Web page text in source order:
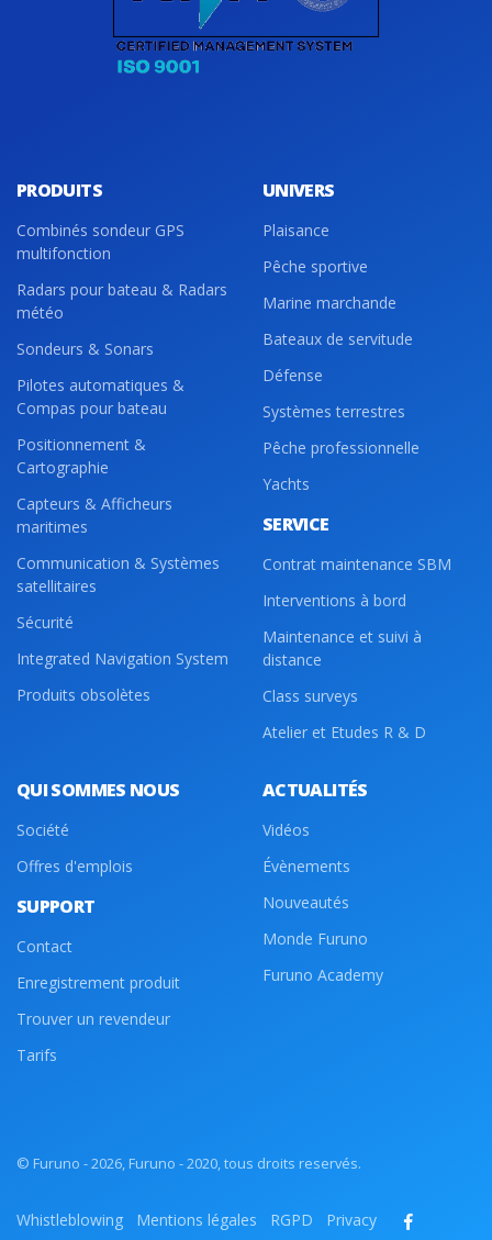
PRODUITS
Combinés sondeur GPS
multifonction
Radars pour bateau & Radars
météo
Sondeurs & Sonars
Pilotes automatiques &
Compas pour bateau
Positionnement &
Cartographie
Capteurs & Afficheurs
maritimes
Communication & Systèmes
satellitaires
Sécurité
Integrated Navigation System
Produits obsolètes
UNIVERS
Plaisance
Pêche sportive
Marine marchande
Bateaux de servitude
Défense
Systèmes terrestres
Pêche professionnelle
Yachts
SERVICE
Contrat maintenance SBM
Interventions à bord
Maintenance et suivi à
distance
Class surveys
Atelier et Etudes R & D
QUI SOMMES NOUS
Société
Offres d'emplois
SUPPORT
Contact
Enregistrement produit
Trouver un revendeur
Tarifs
ACTUALITÉS
Vidéos
Évènements
Nouveautés
Monde Furuno
Furuno Academy
© Furuno - 2026, Furuno - 2020, tous droits reservés.
Whistleblowing Mentions légales RGPD Privacy